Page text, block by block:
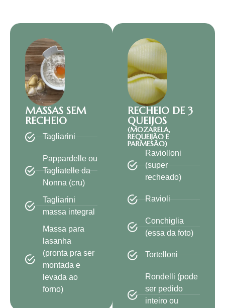
MASSAS SEM
RECHEIO
Tagliarini
Pappardelle ou
Tagliatelle da
Nonna (cru)
Tagliarini
massa integral
Massa para
lasanha
(pronta pra ser
montada e
levada ao
forno)
RECHEIO DE 3
QUEIJOS
(MOZARELA,
REQUEIJÃO E
PARMESÃO)
Raviolloni
(super
recheado)
Ravioli
Conchiglia
(essa da foto)
Tortelloni
Rondelli (pode
ser pedido
inteiro ou